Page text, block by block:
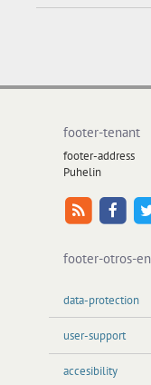
footer-tenant
footer-address
Puhelin
footer-otros-
data-protection
user-support
accesibility